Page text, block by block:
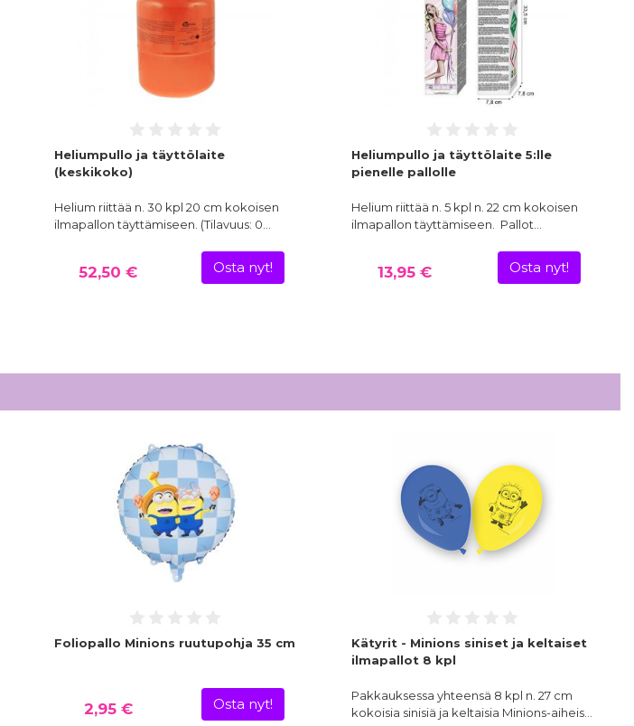
Heliumpullo ja täyttölaite
(keskikoko)
Helium riittää n. 30 kpl 20 cm kokoisen
ilmapallon täyttämiseen. (Tilavuus: 0…
52,50 € Osta nyt!
Heliumpullo ja täyttölaite 5:lle
pienelle pallolle
Helium riittää n. 5 kpl n. 22 cm kokoisen
ilmapallon täyttämiseen. Pallot…
13,95 € Osta nyt!
Foliopallo Minions ruutupohja 35 cm
2,95 € Osta nyt!
Kätyrit - Minions siniset ja keltaiset
ilmapallot 8 kpl
Pakkauksessa yhteensä 8 kpl n. 27 cm
kokoisia sinisiä ja keltaisia Minions-aiheis…